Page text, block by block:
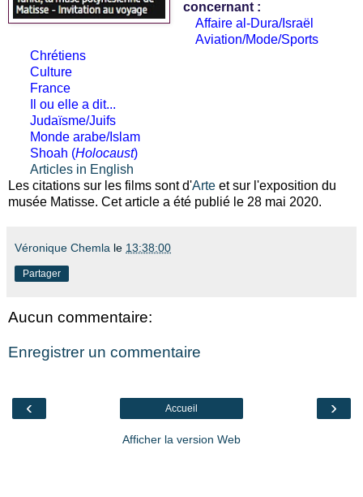
concernant :
Affaire al-Dura/Israël
Aviation/Mode/Sports
Chrétiens
Culture
France
Il ou elle a dit...
Judaïsme/Juifs
Monde arabe/Islam
Shoah (Holocaust)
Articles in English
Les citations sur les films sont d'Arte et sur l'exposition du
musée Matisse. Cet article a été publié le 28 mai 2020.
Véronique Chemla le 13:38:00
Partager
Aucun commentaire:
Enregistrer un commentaire
‹ ›
Accueil
Afficher la version Web